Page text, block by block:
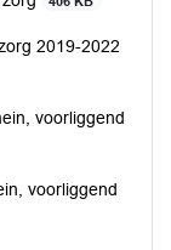
2019-2022
voorliggend
voorliggend